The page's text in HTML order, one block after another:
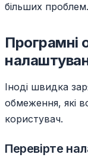
більших проблем.
Програмні
Іноді швидка
обмеження, які
користувач.
Перевірте